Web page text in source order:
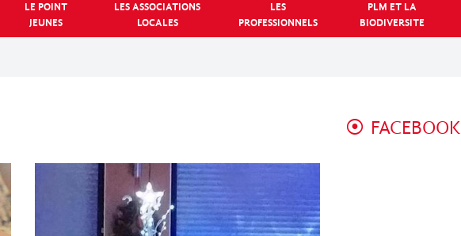
LE POINT
JEUNES
LES ASSOCIATIONS
LOCALES
LES
PROFESSIONNELS
PLM ET LA
BIODIVERSITE
FACEBOOK